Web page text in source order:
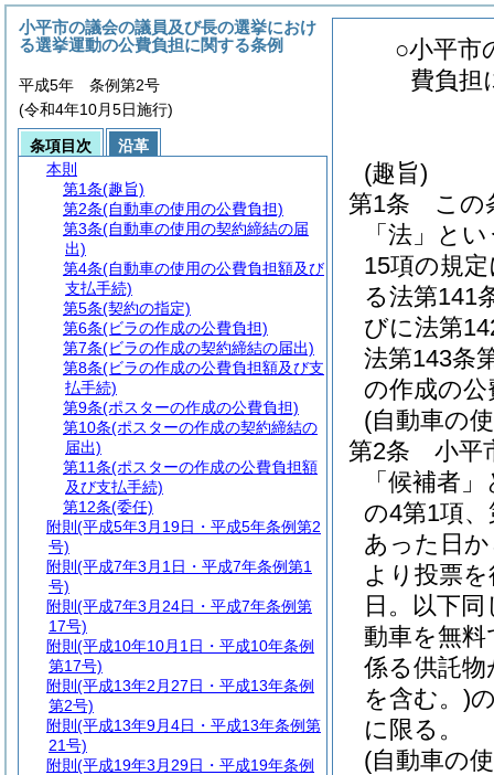
○小平市
費負担
(趣旨)
第1条
この
「法」と
15項の規
る法第141
びに法第
法第143条
の作成の
(自動車の
第2条
小平
「候補者
の4第1項
あった日
より投票
日。以下同
動車を無
係る供託物
を含む。)
に限る。
(自動車の
小平市の議会の議員及び長の選挙におけ
る選挙運動の公費負担に関する条例
平成5年 条例第2号
(令和4年10月5日施行)
条項目次
沿革
本則
第1条(趣旨)
第2条(自動車の使用の公費負担)
第3条(自動車の使用の契約締結の届
出)
第4条(自動車の使用の公費負担額及び
支払手続)
第5条(契約の指定)
第6条(ビラの作成の公費負担)
第7条(ビラの作成の契約締結の届出)
第8条(ビラの作成の公費負担額及び支
払手続)
第9条(ポスターの作成の公費負担)
第10条(ポスターの作成の契約締結の
届出)
第11条(ポスターの作成の公費負担額
及び支払手続)
第12条(委任)
附則 (平成5年3月19日・平成5年条例第2
号)
附則 (平成7年3月1日・平成7年条例第1
号)
附則 (平成7年3月24日・平成7年条例第
17号)
附則 (平成10年10月1日・平成10年条例
第17号)
附則 (平成13年2月27日・平成13年条例
第2号)
附則 (平成13年9月4日・平成13年条例第
21号)
附則 (平成19年3月29日・平成19年条例